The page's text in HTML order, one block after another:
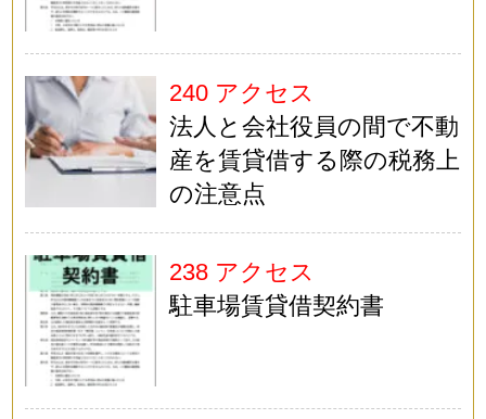
240 アクセス
法人と会社役員の間で不動
産を賃貸借する際の税務上
の注意点
238 アクセス
駐車場賃貸借契約書